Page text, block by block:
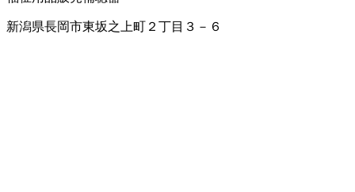
新潟県長岡市東坂之上町２丁目３－６